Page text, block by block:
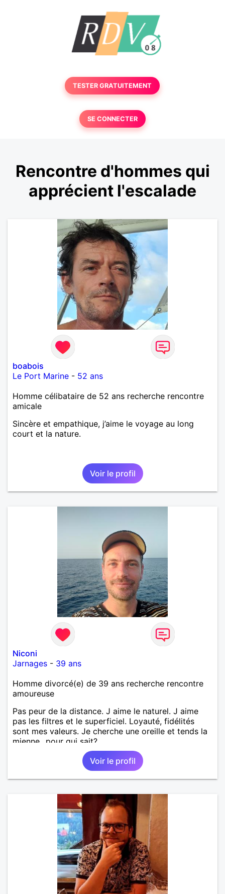
TESTER GRATUITEMENT
SE CONNECTER
Rencontre d'hommes qui
apprécient l'escalade
boabois
Le Port Marine - 52 ans
Homme célibataire de 52 ans recherche rencontre
amicale
Sincère et empathique, j’aime le voyage au long
court et la nature.
Voir le profil
Niconi
Jarnages - 39 ans
Homme divorcé(e) de 39 ans recherche rencontre
amoureuse
Pas peur de la distance. J aime le naturel. J aime
pas les filtres et le superficiel. Loyauté, fidélités
sont mes valeurs. Je cherche une oreille et tends la
mienne...pour qui sait?
Voir le profil